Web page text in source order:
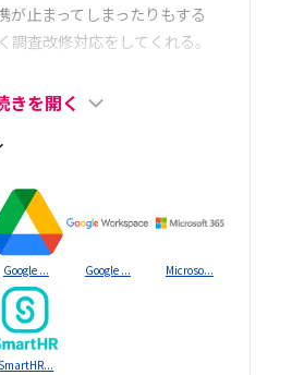
が止まってしまったりもする
調査改修対応をしてくれる。
きを開く
Google ... Google ... Microso...
SmartHR...